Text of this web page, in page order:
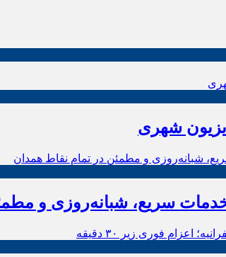
شهری
سریع، شبانه‌روزی و